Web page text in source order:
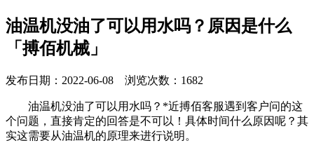
油温机没油了可以用水吗？原因是什么
「搏佰机械」
发布日期：2022-06-08 浏览次数：1682
油温机没油了可以用水吗？*近搏佰客服遇到客户问的这
个问题，直接肯定的回答是不可以！具体时间什么原因呢？其
实这需要从油温机的原理来进行说明。